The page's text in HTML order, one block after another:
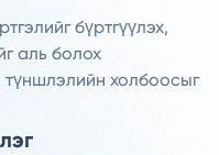
бүртгүүлэх,
аль болох
холбоосыг